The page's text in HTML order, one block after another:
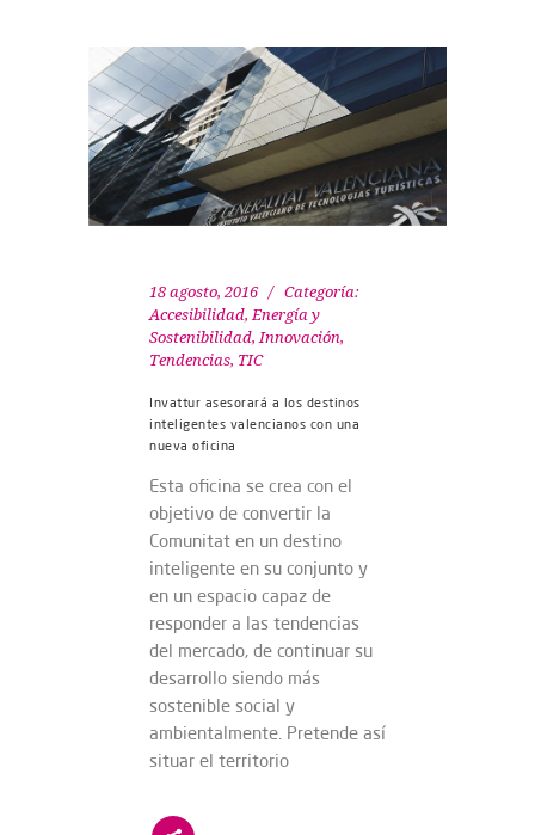
18 agosto, 2016
Categoría:
Accesibilidad,Energía y
Sostenibilidad,Innovación,
Tendencias, TIC
Invattur asesorará a los destinos
inteligentes valencianos con una
nueva oficina
Esta oficina se crea con el
objetivo de convertir la
Comunitat en un destino
inteligente en su conjunto y
en un espacio capaz de
responder a las tendencias
del mercado, de continuar su
desarrollo siendo más
sostenible social y
ambientalmente. Pretende así
situar el territorio